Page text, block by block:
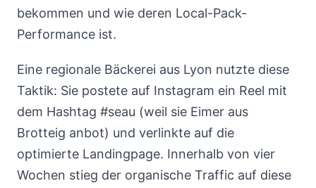
bekommen und wie deren Local-Pack-
Performance ist.
Eine regionale Bäckerei aus Lyon nutzte diese
Taktik: Sie postete auf Instagram ein Reel mit
dem Hashtag #seau (weil sie Eimer aus
Brotteig anbot) und verlinkte auf die
optimierte Landingpage. Innerhalb von vier
Wochen stieg der organische Traffic auf diese